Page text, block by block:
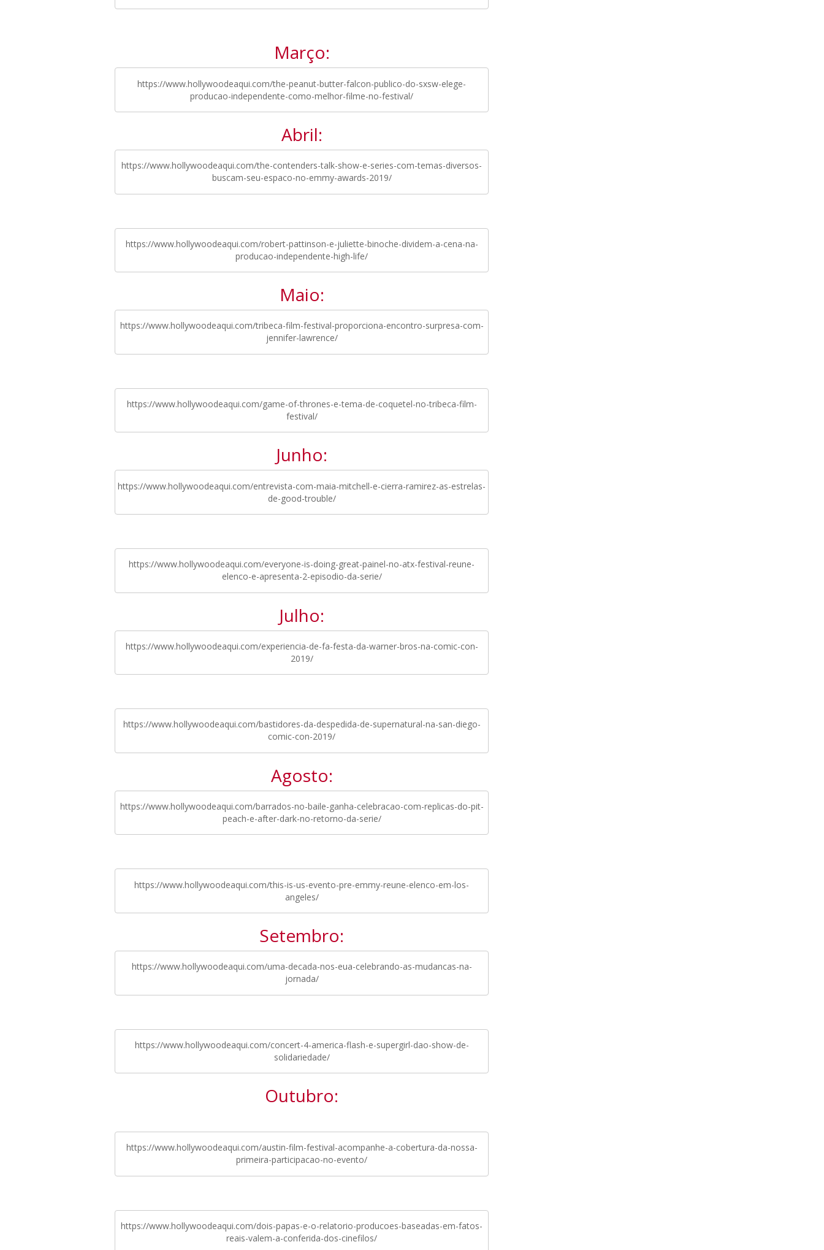
Março:
https://www.hollywoodeaqui.com/the-peanut-butter-falcon-publico-do-sxsw-elege-
producao-independente-como-melhor-filme-no-festival/
Abril:
https://www.hollywoodeaqui.com/the-contenders-talk-show-e-series-com-temas-diversos-
buscam-seu-espaco-no-emmy-awards-2019/
https://www.hollywoodeaqui.com/robert-pattinson-e-juliette-binoche-dividem-a-cena-na-
producao-independente-high-life/
Maio:
https://www.hollywoodeaqui.com/tribeca-film-festival-proporciona-encontro-surpresa-com-
jennifer-lawrence/
https://www.hollywoodeaqui.com/game-of-thrones-e-tema-de-coquetel-no-tribeca-film-
festival/
Junho:
https://www.hollywoodeaqui.com/entrevista-com-maia-mitchell-e-cierra-ramirez-as-estrelas-
de-good-trouble/
https://www.hollywoodeaqui.com/everyone-is-doing-great-painel-no-atx-festival-reune-
elenco-e-apresenta-2-episodio-da-serie/
Julho:
https://www.hollywoodeaqui.com/experiencia-de-fa-festa-da-warner-bros-na-comic-con-
2019/
https://www.hollywoodeaqui.com/bastidores-da-despedida-de-supernatural-na-san-diego-
comic-con-2019/
Agosto:
https://www.hollywoodeaqui.com/barrados-no-baile-ganha-celebracao-com-replicas-do-pit-
peach-e-after-dark-no-retorno-da-serie/
https://www.hollywoodeaqui.com/this-is-us-evento-pre-emmy-reune-elenco-em-los-
angeles/
Setembro:
https://www.hollywoodeaqui.com/uma-decada-nos-eua-celebrando-as-mudancas-na-
jornada/
https://www.hollywoodeaqui.com/concert-4-america-flash-e-supergirl-dao-show-de-
solidariedade/
Outubro:
https://www.hollywoodeaqui.com/austin-film-festival-acompanhe-a-cobertura-da-nossa-
primeira-participacao-no-evento/
https://www.hollywoodeaqui.com/dois-papas-e-o-relatorio-producoes-baseadas-em-fatos-
reais-valem-a-conferida-dos-cinefilos/